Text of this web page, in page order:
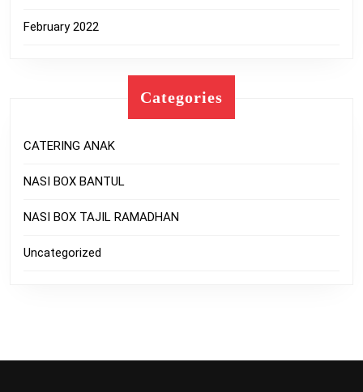
February 2022
Categories
CATERING ANAK
NASI BOX BANTUL
NASI BOX TAJIL RAMADHAN
Uncategorized